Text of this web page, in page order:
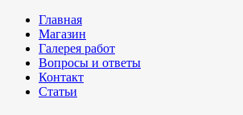
Главная
Магазин
Галерея работ
Вопросы и ответы
Контакт
Статьи